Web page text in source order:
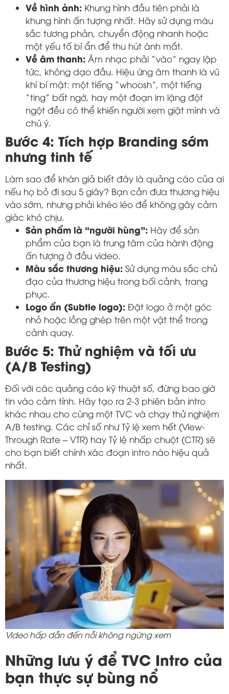
Về hình ảnh: Khung hình đầu tiên phải là
khung hình ấn tượng nhất. Hãy sử dụng màu
sắc tương phản, chuyển động nhanh hoặc
một yếu tố bí ẩn để thu hút ánh mắt.
Về âm thanh: Âm nhạc phải “vào” ngay lập
tức, không dạo đầu. Hiệu ứng âm thanh là vũ
khí bí mật: một tiếng “whoosh”, một tiếng
“ting” bất ngờ, hay một đoạn im lặng đột
ngột đều có thể khiến người xem giật mình và
chú ý.
Bước 4: Tích hợp Branding sớm
nhưng tinh tế
Làm sao để khán giả biết đây là quảng cáo của ai
nếu họ bỏ đi sau 5 giây? Bạn cần đưa thương hiệu
vào sớm, nhưng phải khéo léo để không gây cảm
giác khó chịu.
Sản phẩm là “người hùng”: Hãy để sản
phẩm của bạn là trung tâm của hành động
ấn tượng ở đầu video.
Màu sắc thương hiệu: Sử dụng màu sắc chủ
đạo của thương hiệu trong bối cảnh, trang
phục.
Logo ẩn (Subtle logo): Đặt logo ở một góc
nhỏ hoặc lồng ghép trên một vật thể trong
cảnh quay.
Bước 5: Thử nghiệm và tối ưu
(A/B Testing)
Đối với các quảng cáo kỹ thuật số, đừng bao giờ
tin vào cảm tính. Hãy tạo ra 2-3 phiên bản intro
khác nhau cho cùng một TVC và chạy thử nghiệm
A/B testing. Các chỉ số như Tỷ lệ xem hết (View-
Through Rate – VTR) hay Tỷ lệ nhấp chuột (CTR) sẽ
cho bạn biết chính xác đoạn intro nào hiệu quả
nhất.
Video hấp dẫn đến nỗi không ngừng xem
Những lưu ý để TVC Intro của
bạn thực sự bùng nổ